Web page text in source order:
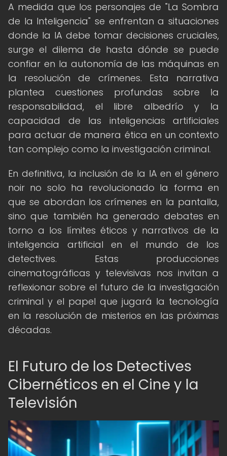
A medida que los personajes de "La Sombra
de la Inteligencia" se enfrentan a situaciones
donde la IA debe tomar decisiones cruciales,
surge el dilema de hasta dónde se puede
confiar en la autonomía de las máquinas en
la resolución de crímenes. Esta narrativa
plantea cuestiones profundas sobre la
responsabilidad, el libre albedrío y la
capacidad de las inteligencias artificiales
para actuar de manera ética en un contexto
tan complejo como la investigación criminal.
En definitiva, la inclusión de la IA en el género
noir no solo ha revolucionado la forma en
que se abordan los crímenes en la pantalla,
sino que también ha generado debates en
torno a los límites éticos y narrativos de la
inteligencia artificial en el mundo de los
detectives. Estas producciones
cinematográficas y televisivas nos invitan a
reflexionar sobre el futuro de la investigación
criminal y el papel que jugará la tecnología
en la resolución de misterios en las próximas
décadas.
El Futuro de los Detectives
Cibernéticos en el Cine y la
Televisión